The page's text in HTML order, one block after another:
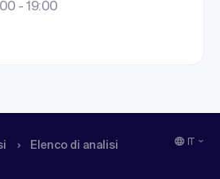
- 19:00
Elenco di analisi